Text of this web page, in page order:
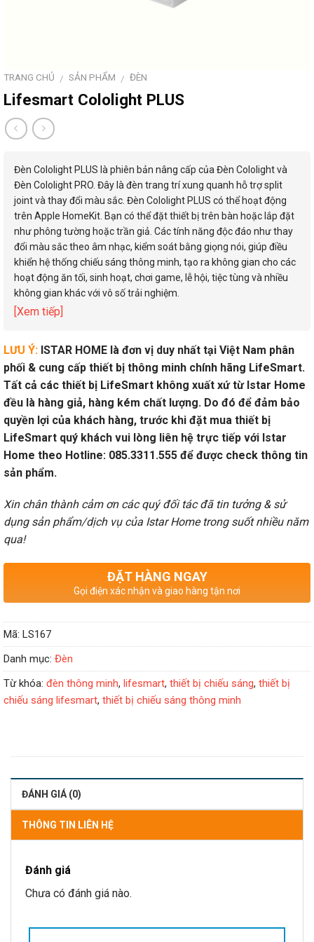
TRANG CHỦ / SẢN PHẨM / ĐÈN
Lifesmart Cololight PLUS
Đèn Cololight PLUS là phiên bản nâng cấp của Đèn Cololight và
Đèn Cololight PRO. Đây là đèn trang trí xung quanh hỗ trợ split
joint và thay đổi màu sắc. Đèn Cololight PLUS có thể hoạt động
trên Apple HomeKit. Bạn có thể đặt thiết bị trên bàn hoặc lắp đặt
như phông tường hoặc trần giả. Các tính năng độc đáo như thay
đổi màu sắc theo âm nhạc, kiểm soát bằng giọng nói, giúp điều
khiển hệ thống chiếu sáng thông minh, tạo ra không gian cho các
hoạt động ăn tối, sinh hoạt, chơi game, lễ hội, tiệc tùng và nhiều
không gian khác với vô số trải nghiệm.
[Xem tiếp]
LƯU Ý: ISTAR HOME là đơn vị duy nhất tại Việt Nam phân
phối & cung cấp thiết bị thông minh chính hãng LifeSmart.
Tất cả các thiết bị LifeSmart không xuất xứ từ Istar Home
đều là hàng giả, hàng kém chất lượng. Do đó để đảm bảo
quyền lợi của khách hàng, trước khi đặt mua thiết bị
LifeSmart quý khách vui lòng liên hệ trực tiếp với Istar
Home theo Hotline: 085.3311.555 để được check thông tin
sản phẩm.
Xin chân thành cảm ơn các quý đối tác đã tin tưởng & sử
dụng sản phẩm/dịch vụ của Istar Home trong suốt nhiều năm
qua!
ĐẶT HÀNG NGAY
Gọi điện xác nhận và giao hàng tận nơi
Mã: LS167
Danh mục: Đèn
Từ khóa: đèn thông minh, lifesmart, thiết bị chiếu sáng, thiết bị
chiếu sáng lifesmart, thiết bị chiếu sáng thông minh
ĐÁNH GIÁ (0)
THÔNG TIN LIÊN HỆ
Đánh giá
Chưa có đánh giá nào.